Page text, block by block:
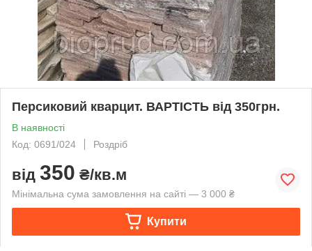
Персиковий кварцит. ВАРТІСТЬ від 350грн.
В наявності
Код: 0691/024
Роздріб
від 350 ₴/кв.м
Мінімальна сума замовлення на сайті — 3 000 ₴
Купити